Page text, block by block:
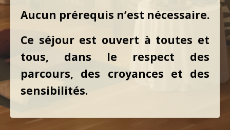
Aucun prérequis n’est nécessaire.
Ce séjour est ouvert à toutes et
tous, dans le respect des
parcours, des croyances et des
sensibilités.